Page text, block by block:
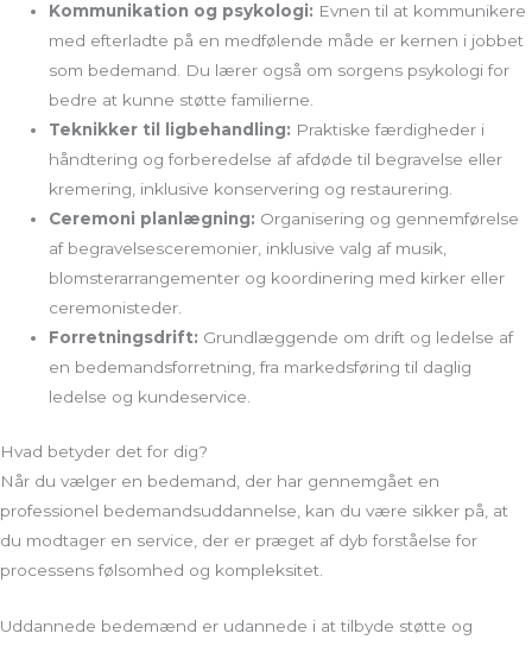
Kommunikation og psykologi: Evnen til at kommunikere
med efterladte på en medfølende måde er kernen i jobbet
som bedemand. Du lærer også om sorgens psykologi for
bedre at kunne støtte familierne.
Teknikker til ligbehandling: Praktiske færdigheder i
håndtering og forberedelse af afdøde til begravelse eller
kremering, inklusive konservering og restaurering.
Ceremoni planlægning: Organisering og gennemførelse
af begravelsesceremonier, inklusive valg af musik,
blomsterarrangementer og koordinering med kirker eller
ceremonisteder.
Forretningsdrift: Grundlæggende om drift og ledelse af
en bedemandsforretning, fra markedsføring til daglig
ledelse og kundeservice.
Hvad betyder det for dig?
Når du vælger en bedemand, der har gennemgået en
professionel bedemandsuddannelse, kan du være sikker på, at
du modtager en service, der er præget af dyb forståelse for
processens følsomhed og kompleksitet.
Uddannede bedemænd er udannede i at tilbyde støtte og